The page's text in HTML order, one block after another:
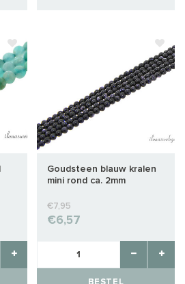
Goudsteen blauw kralen
mini rond ca. 2mm
€7,95
€6,57